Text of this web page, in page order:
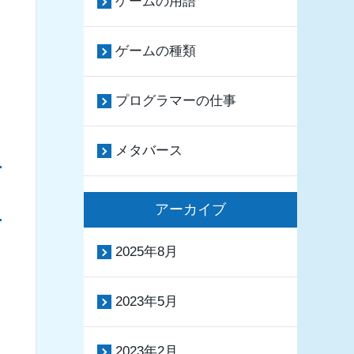
ゲームの種類
プログラマーの仕事
メタバース
アーカイブ
2025年8月
2023年5月